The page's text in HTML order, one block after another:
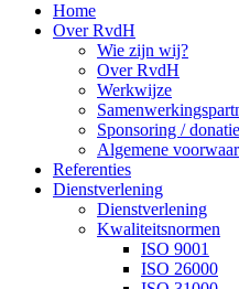
Home
Over RvdH
Wie zijn wij?
Over RvdH
Werkwijze
Sponsoring /
Algemene
Referenties
Dienstverlening
Dienstverlening
Kwaliteitsnormen
ISO 9001
ISO 26000